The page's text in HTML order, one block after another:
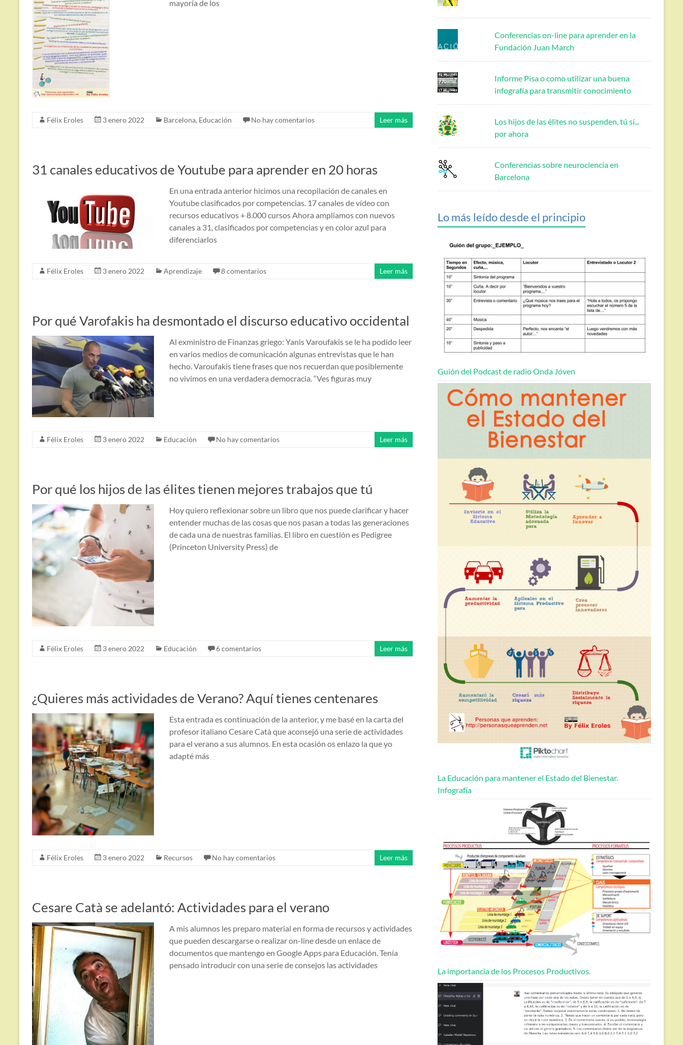
mayoría de los
Félix Eroles 3 enero 2022 Barcelona, Educación No hay comentarios Leer más
31 canales educativos de Youtube para aprender en 20 horas
En una entrada anterior hicimos una recopilación de canales en
Youtube clasificados por competencias. 17 canales de vídeo con
recursos educativos + 8.000 cursos Ahora ampliamos con nuevos
canales a 31, clasificados por competencias y en color azul para
diferenciarlos
Félix Eroles 3 enero 2022 Aprendizaje 8 comentarios Leer más
Por qué Varofakis ha desmontado el discurso educativo occidental
Al exministro de Finanzas griego: Yanis Varoufakis se le ha podido leer
en varios medios de comunicación algunas entrevistas que le han
hecho. Varoufakis tiene frases que nos recuerdan que posiblemente
no vivimos en una verdadera democracia. “Ves figuras muy
Félix Eroles 3 enero 2022 Educación No hay comentarios Leer más
Por qué los hijos de las élites tienen mejores trabajos que tú
Hoy quiero reflexionar sobre un libro que nos puede clarificar y hacer
entender muchas de las cosas que nos pasan a todas las generaciones
de cada una de nuestras familias. El libro en cuestión es Pedigree
(Princeton University Press) de
Félix Eroles 3 enero 2022 Educación 6 comentarios Leer más
¿Quieres más actividades de Verano? Aquí tienes centenares
Esta entrada es continuación de la anterior, y me basé en la carta del
profesor italiano Cesare Catà que aconsejó una serie de actividades
para el verano a sus alumnos. En esta ocasión os enlazo la que yo
adapté más
Félix Eroles 3 enero 2022 Recursos No hay comentarios Leer más
Cesare Catà se adelantó: Actividades para el verano
A mis alumnos les preparo material en forma de recursos y actividades
que pueden descargarse o realizar on-line desde un enlace de
documentos que mantengo en Google Apps para Educación. Tenía
pensado introducir con una serie de consejos las actividades
Conferencias on-line para aprender en la
Fundación Juan March
Informe Pisa o como utilizar una buena
infografía para transmitir conocimiento
Los hijos de las élites no suspenden, tú sí...
por ahora
Conferencias sobre neurociencia en
Barcelona
Lo más leído desde el principio
Guión del Podcast de radio Onda Jóven
La Educación para mantener el Estado del Bienestar.
Infografía
La importancia de los Procesos Productivos.